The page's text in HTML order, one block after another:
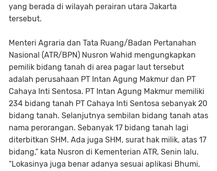
yang berada di wilayah perairan utara Jakarta
tersebut.
Menteri Agraria dan Tata Ruang/Badan Pertanahan
Nasional (ATR/BPN) Nusron Wahid mengungkapkan
pemilik bidang tanah di area pagar laut tersebut
adalah perusahaan PT Intan Agung Makmur dan PT
Cahaya Inti Sentosa. PT Intan Agung Makmur memiliki
234 bidang tanah PT Cahaya Inti Sentosa sebanyak 20
bidang tanah. Selanjutnya sembilan bidang tanah atas
nama perorangan. Sebanyak 17 bidang tanah lagi
diterbitkan SHM. Ada juga SHM, surat hak milik, atas 17
bidang,” kata Nusron di Kementerian ATR, Senin lalu.
“Lokasinya juga benar adanya sesuai aplikasi Bhumi,